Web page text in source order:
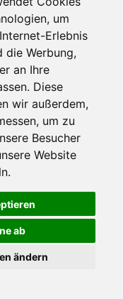
um
Erlebnis
die Werbung,
an Ihre
Diese
wir außerdem,
um zu
Besucher
Website
ab
ändern
give you the best experience of
to it.